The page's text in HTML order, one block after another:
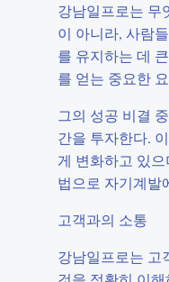
강남일프로는 무
이 아니라, 사람
를 유지하는 데
를 얻는 중요한
그의 성공 비결
간을 투자한다.
게 변화하고 있
법으로 자기계발
고객과의 소통
강남일프로는 고